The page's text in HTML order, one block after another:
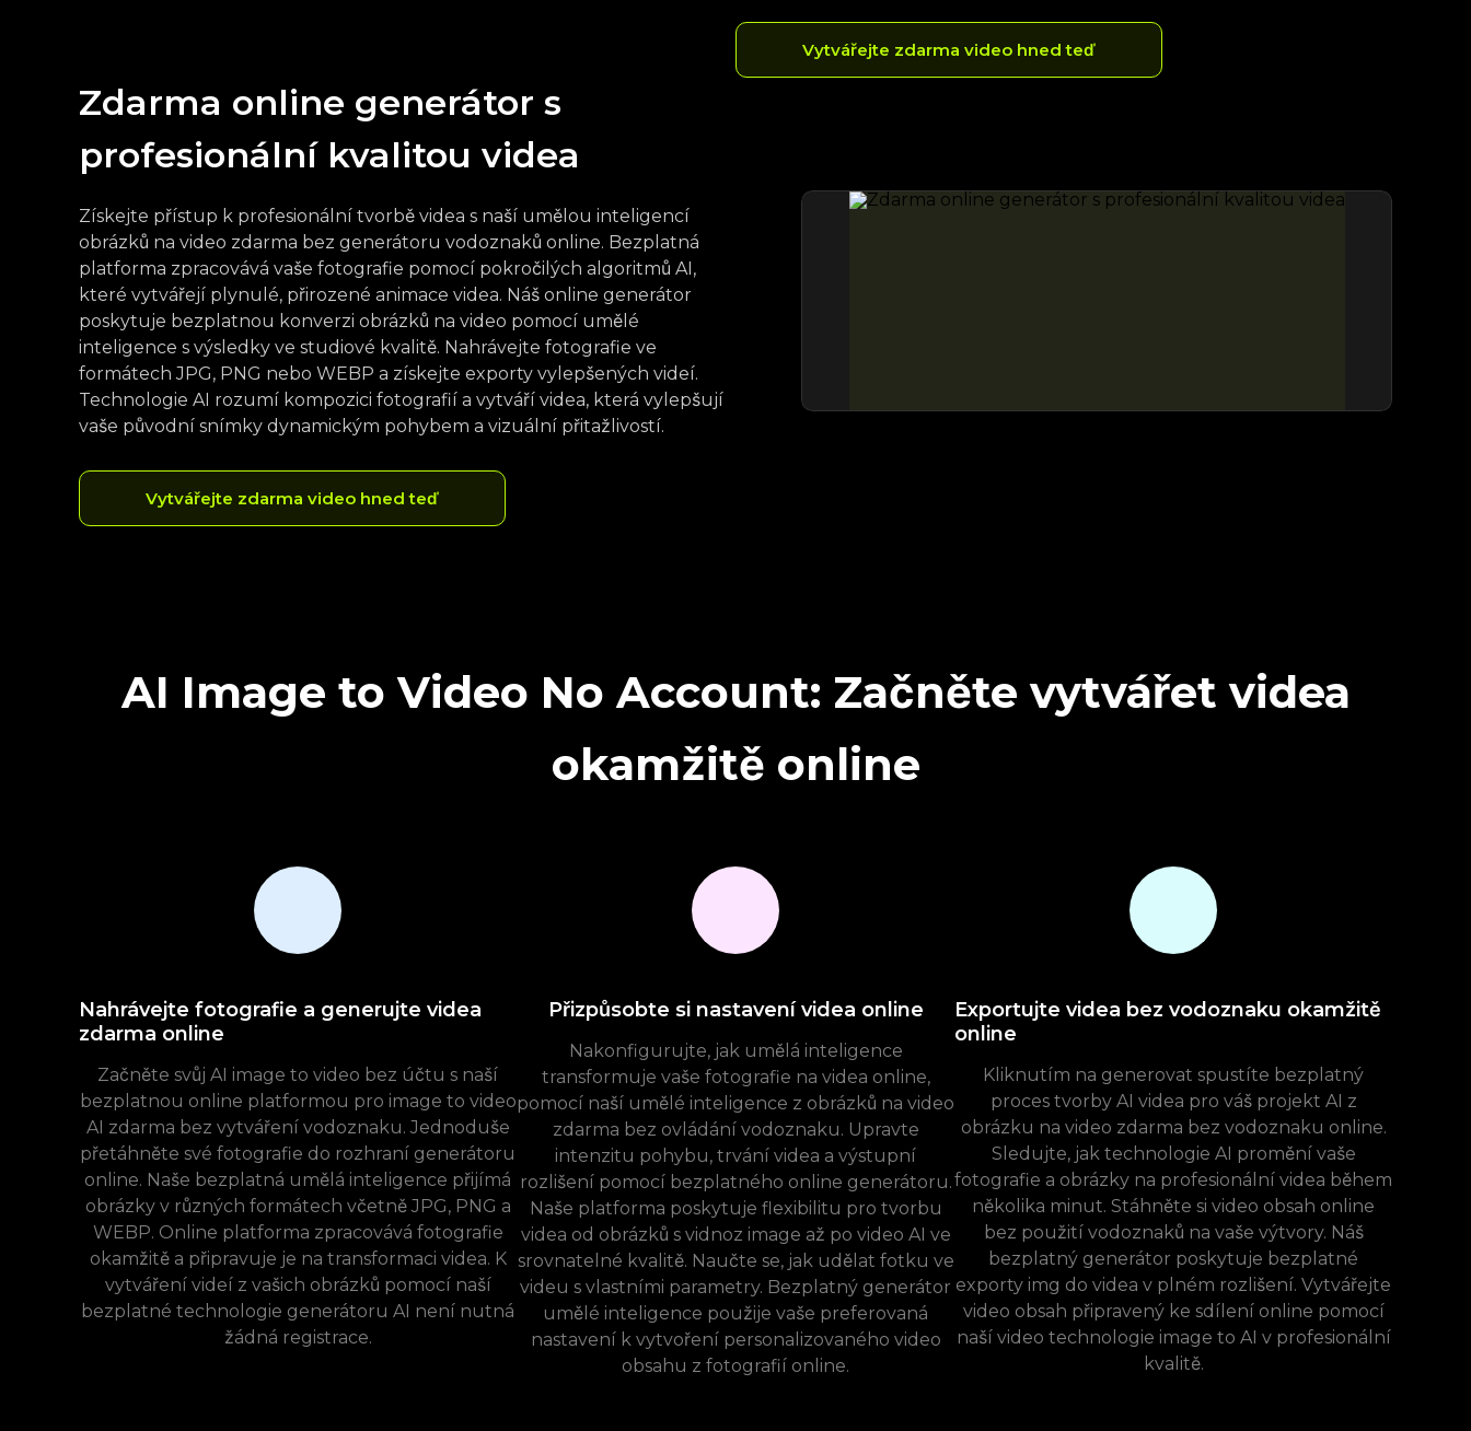
Vytvářejte zdarma video hned teď
Zdarma online generátor s
profesionální kvalitou videa
Získejte přístup k profesionální tvorbě videa s naší umělou inteligencí
obrázků na video zdarma bez generátoru vodoznaků online. Bezplatná
platforma zpracovává vaše fotografie pomocí pokročilých algoritmů AI,
které vytvářejí plynulé, přirozené animace videa. Náš online generátor
poskytuje bezplatnou konverzi obrázků na video pomocí umělé
inteligence s výsledky ve studiové kvalitě. Nahrávejte fotografie ve
formátech JPG, PNG nebo WEBP a získejte exporty vylepšených videí.
Technologie AI rozumí kompozici fotografií a vytváří videa, která vylepšují
vaše původní snímky dynamickým pohybem a vizuální přitažlivostí.
Vytvářejte zdarma video hned teď
AI Image to Video No Account: Začněte vytvářet videa
okamžitě online
Nahrávejte fotografie a generujte videa
zdarma online
Začněte svůj AI image to video bez účtu s naší
bezplatnou online platformou pro image to video
AI zdarma bez vytváření vodoznaku. Jednoduše
přetáhněte své fotografie do rozhraní generátoru
online. Naše bezplatná umělá inteligence přijímá
obrázky v různých formátech včetně JPG, PNG a
WEBP. Online platforma zpracovává fotografie
okamžitě a připravuje je na transformaci videa. K
vytváření videí z vašich obrázků pomocí naší
bezplatné technologie generátoru AI není nutná
žádná registrace.
Přizpůsobte si nastavení videa online
Nakonfigurujte, jak umělá inteligence
transformuje vaše fotografie na videa online,
pomocí naší umělé inteligence z obrázků na video
zdarma bez ovládání vodoznaku. Upravte
intenzitu pohybu, trvání videa a výstupní
rozlišení pomocí bezplatného online generátoru.
Naše platforma poskytuje flexibilitu pro tvorbu
videa od obrázků s vidnoz image až po video AI ve
srovnatelné kvalitě. Naučte se, jak udělat fotku ve
videu s vlastními parametry. Bezplatný generátor
umělé inteligence použije vaše preferovaná
nastavení k vytvoření personalizovaného video
obsahu z fotografií online.
Exportujte videa bez vodoznaku okamžitě
online
Kliknutím na generovat spustíte bezplatný
proces tvorby AI videa pro váš projekt AI z
obrázku na video zdarma bez vodoznaku online.
Sledujte, jak technologie AI promění vaše
fotografie a obrázky na profesionální videa během
několika minut. Stáhněte si video obsah online
bez použití vodoznaků na vaše výtvory. Náš
bezplatný generátor poskytuje bezplatné
exporty img do videa v plném rozlišení. Vytvářejte
video obsah připravený ke sdílení online pomocí
naší video technologie image to AI v profesionální
kvalitě.